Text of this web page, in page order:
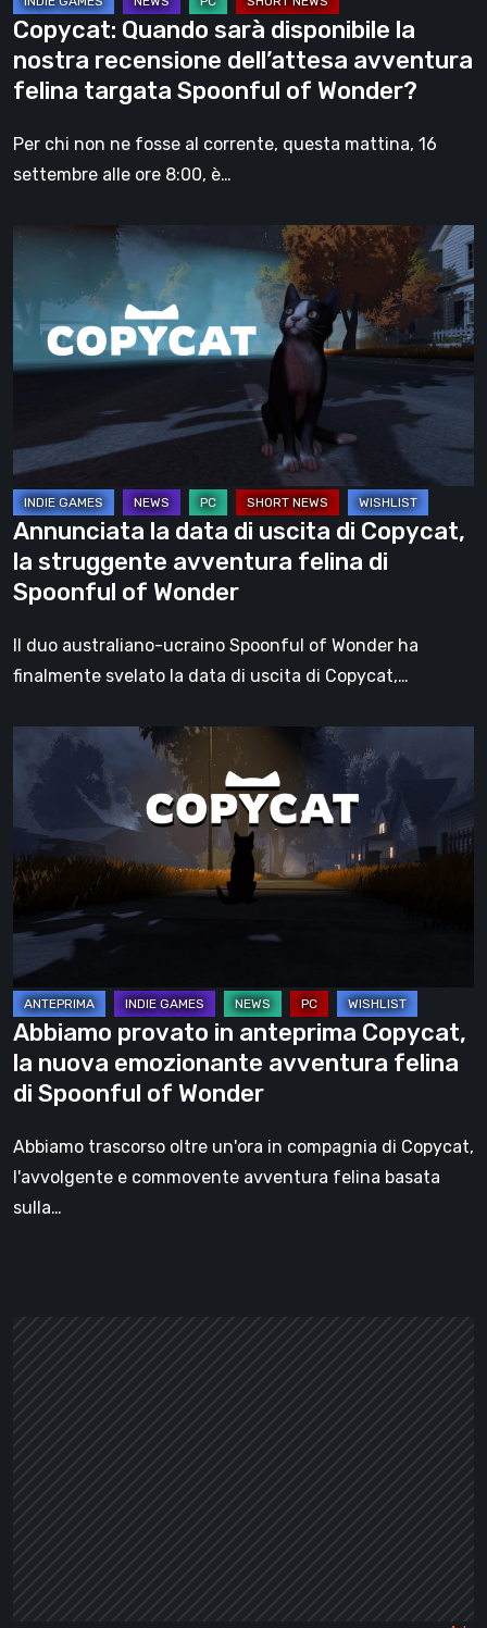
felina
targata
Spoonful
of
Wonder?
Copycat: Quando sarà disponibile la
nostra recensione dell’attesa avventura
felina targata Spoonful of Wonder?
Per chi non ne fosse al corrente, questa mattina, 16
settembre alle ore 8:00, è…
Annunciata
data
di
uscita
la
struggente
avventura
felina
di
Spoonful
of
Wonder
Annunciata la data di uscita di Copycat,
la struggente avventura felina di
Spoonful of Wonder
Il duo australiano-ucraino Spoonful of Wonder ha
finalmente svelato la data di uscita di Copycat,…
Abbiamo
anteprima
Copycat,
la
nuova
emozionante
avventura
felina
di
Spoonful
of
Wonder
Abbiamo provato in anteprima Copycat,
la nuova emozionante avventura felina
di Spoonful of Wonder
Abbiamo trascorso oltre un'ora in compagnia di Copycat,
l'avvolgente e commovente avventura felina basata
sulla…